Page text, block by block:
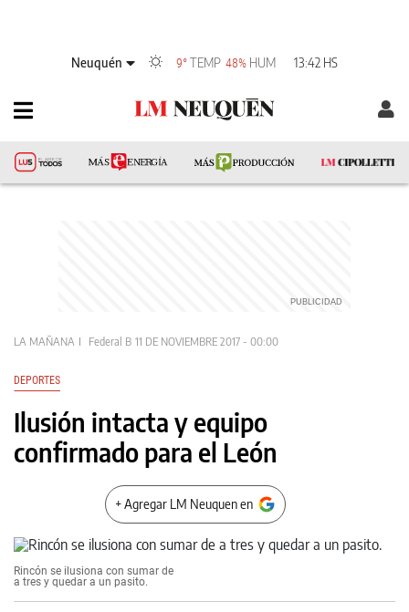
Neuquén 9°TEMP 48% HUM 13:42 HS
LA MAÑANA Federal B 11 DE NOVIEMBRE 2017 - 00:00
DEPORTES
Ilusión intacta y equipo
confirmado para el León
+ Agregar LM Neuquen en
Rincón se ilusiona con sumar de
a tres y quedar a un pasito.